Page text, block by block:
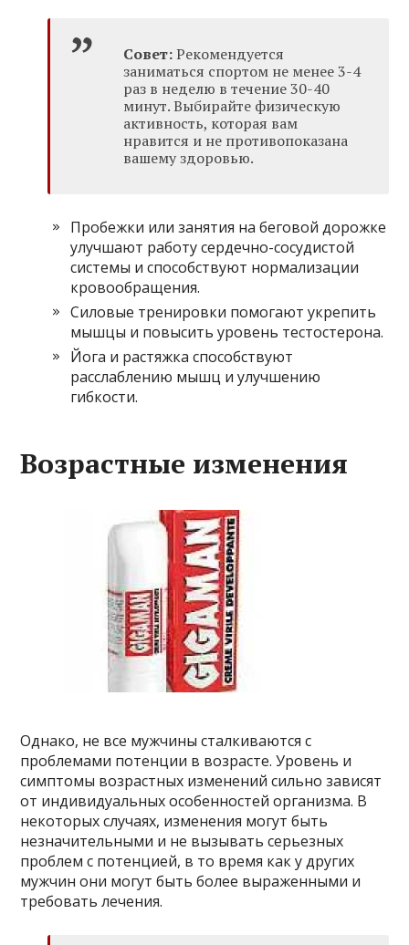
Совет:Рекомендуется
заниматься спортом не менее 3-4
раз в неделю в течение 30-40
минут. Выбирайте физическую
активность, которая вам
нравится и не противопоказана
вашему здоровью.
Пробежки или занятия на беговой дорожке
улучшают работу сердечно-сосудистой
системы и способствуют нормализации
кровообращения.
Силовые тренировки помогают укрепить
мышцы и повысить уровень тестостерона.
Йога и растяжка способствуют
расслаблению мышц и улучшению
гибкости.
Возрастные изменения
Однако, не все мужчины сталкиваются с
проблемами потенции в возрасте. Уровень и
симптомы возрастных изменений сильно зависят
от индивидуальных особенностей организма. В
некоторых случаях, изменения могут быть
незначительными и не вызывать серьезных
проблем с потенцией, в то время как у других
мужчин они могут быть более выраженными и
требовать лечения.